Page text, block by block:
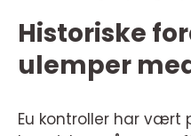
Historiske
ulemper
Eu kontroller har vært